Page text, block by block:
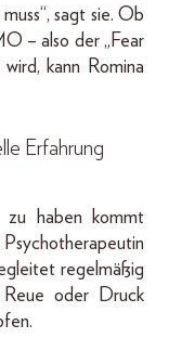
sagt sie. Ob
– also der „Fear
kann Romina
Erfahrung
zu haben kommt
regelmäßig
Reue oder Druck